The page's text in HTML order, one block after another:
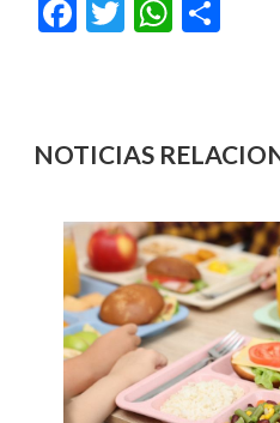
Facebook
Twitter WhatsApp
NOTICIAS